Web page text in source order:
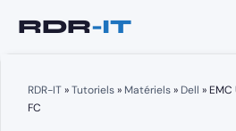
RDR-IT»Tutoriels» Matériels» Dell »
FC